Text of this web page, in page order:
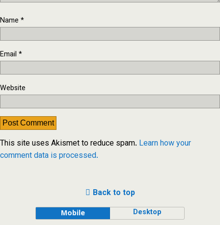
Name *
Email *
Website
This site uses Akismet to reduce spam. Learn how your
comment data is processed.
Back to top
Mobile Desktop